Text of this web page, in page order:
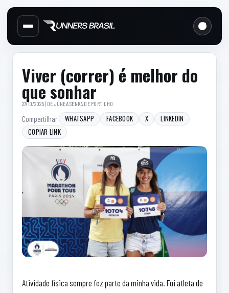
Cabecalho do site
Links
Menu lateral de secoes
Conteudo principal
Conteudo principal
Viver (correr) é melhor do
que sonhar
27/10/2025 | DE JÚNEA SENRA DE PORTILHO
Compartilhar: WHATSAPP FACEBOOK X
LINKEDIN
COPIAR LINK
Atividade física sempre fez parte da minha vida. Fui atleta de
Barra lateral